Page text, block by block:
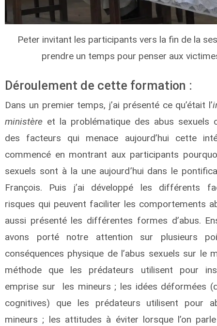
Peter invitant les participants vers la fin de la
prendre un temps pour penser aux
Déroulement de cette formation :
Dans un premier temps, j’ai présenté ce qu’était l’
ministère et la problématique des abus sexuels
des facteurs qui menace aujourd’hui cette
commencé en montrant aux participants
sexuels sont à la une aujourd’hui dans le
François. Puis j’ai développé les différents
risques qui peuvent faciliter les comportements
aussi présenté les différentes formes d’abus.
avons porté notre attention sur plusieurs
conséquences physique de l’abus sexuels sur le
méthode que les prédateurs utilisent pour
emprise sur les mineurs ; les idées déformées
cognitives) que les prédateurs utilisent pour
mineurs ; les attitudes à éviter lorsque l’on